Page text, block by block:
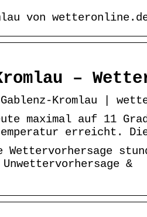
von
–
Kromlau |
maximal auf 11
erreicht.
&